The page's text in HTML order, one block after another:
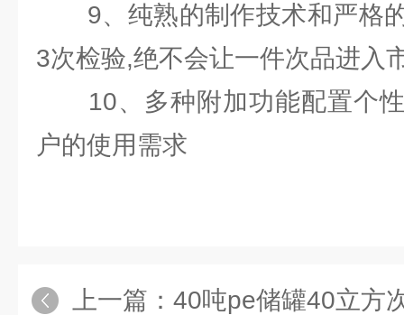
9、纯熟的制作技术和严格
3次检验,绝不会让一件次品进入
10、多种附加功能配置个性
户的使用需求
上一篇： 40吨pe储罐40立方次氯酸钠储